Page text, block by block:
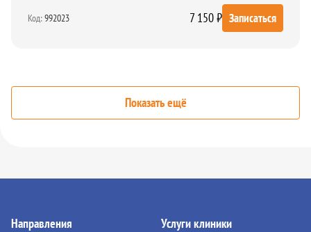
7 150 ₽ Записаться
Код:992023
Показать ещё
Направления Услуги клиники